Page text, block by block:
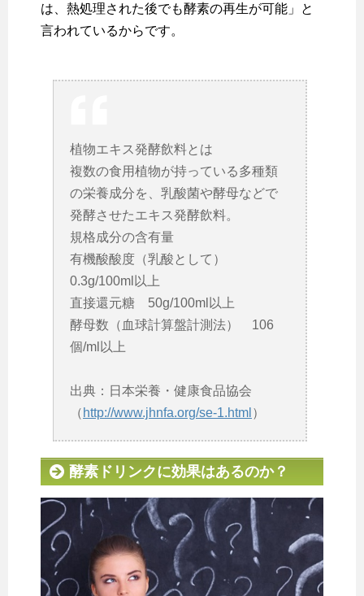
は、熱処理された後でも酵素の再生が可能」と
言われているからです。
植物エキス発酵飲料とは
複数の食用植物が持っている多種類
の栄養成分を、乳酸菌や酵母などで
発酵させたエキス発酵飲料。
規格成分の含有量
有機酸酸度（乳酸として）
0.3g/100ml以上
直接還元糖 50g/100ml以上
酵母数（血球計算盤計測法） 106
個/ml以上
出典：日本栄養・健康食品協会
（ http://www.jhnfa.org/se-1.html ）
酵素ドリンクに効果はあるのか？